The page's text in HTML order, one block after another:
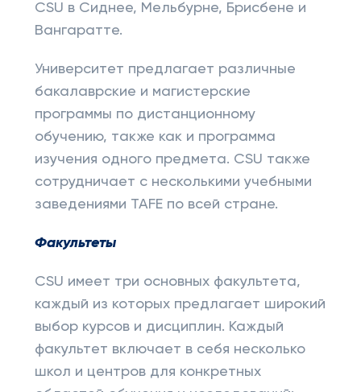
CSU в Сиднее, Мельбурне, Брисбене и
Вангаратте.
Университет предлагает различные
бакалаврские и магистерские
программы по дистанционному
обучению, также как и программа
изучения одного предмета. CSU также
сотрудничает с несколькими учебными
заведениями TAFE по всей стране.
Факультеты
CSU имеет три основных факультета,
каждый из которых предлагает широкий
выбор курсов и дисциплин. Каждый
факультет включает в себя несколько
школ и центров для конкретных